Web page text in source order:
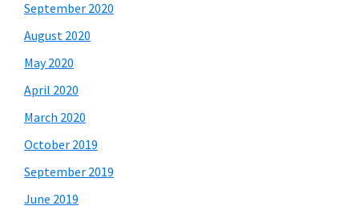
September 2020
August 2020
May 2020
April 2020
March 2020
October 2019
September 2019
June 2019